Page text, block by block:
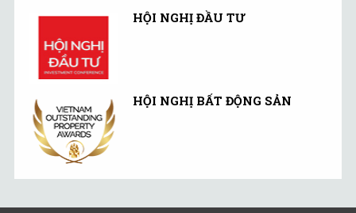
HỘI NGHỊ ĐẦU TƯ
HỘI NGHỊ BẤT ĐỘNG SẢN